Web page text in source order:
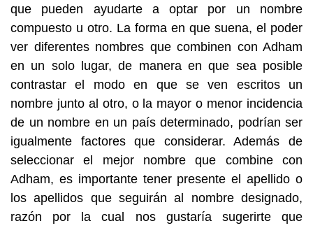
que pueden ayudarte a optar por un nombre
compuesto u otro. La forma en que suena, el poder
ver diferentes nombres que combinen con Adham
en un solo lugar, de manera en que sea posible
contrastar el modo en que se ven escritos un
nombre junto al otro, o la mayor o menor incidencia
de un nombre en un país determinado, podrían ser
igualmente factores que considerar. Además de
seleccionar el mejor nombre que combine con
Adham, es importante tener presente el apellido o
los apellidos que seguirán al nombre designado,
razón por la cual nos gustaría sugerirte que